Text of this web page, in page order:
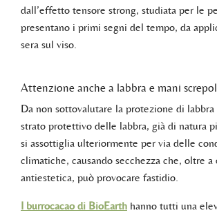
dall’effetto tensore strong, studiata per le
presentano i primi segni del tempo, da
sera sul viso.
Attenzione anche a labbra e mani
Da non sottovalutare la protezione di
strato protettivo delle labbra, già di natura
si assottiglia ulteriormente per via delle
climatiche, causando secchezza che, oltre a
antiestetica, può provocare fastidio.
I burrocacao di BioEarth hanno tutti una